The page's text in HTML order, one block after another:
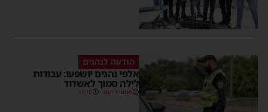
הודעה לנהגים
אלפי נהגים יושפעו: עבודות
לילה סמוך לאשדוד
מנחם דויטש 11:10